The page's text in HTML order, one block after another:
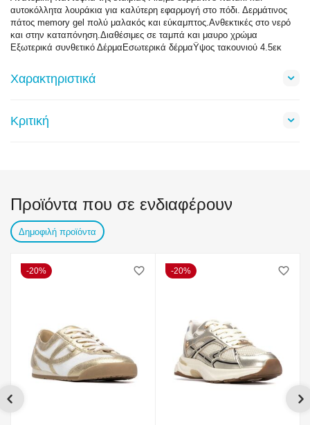
αυτοκόλλητα λουράκια για καλύτερη εφαρμογή στο πόδι. Δερμάτινος
πάτος memory gel πολύ μαλακός και εύκαμπτος.Ανθεκτικές στο νερό
και στην καταπόνηση.Διαθέσιμες σε ταμπά και μαυρο χρώμα
Εξωτερικά συνθετικό ΔέρμαΕσωτερικά δέρμαΫψος τακουνιού 4.5εκ
Χαρακτηριστικά
Κριτική
Προϊόντα που σε ενδιαφέρουν
Δημοφιλή προϊόντα
20% 20%